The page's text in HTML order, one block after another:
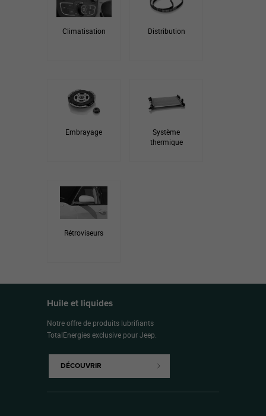
Climatisation Distribution
Embrayage
Système
thermique
Rétroviseurs
Huile et liquides
Notre offre de produits lubrifiants
TotalEnergies exclusive pour Jeep.
DÉCOUVRIR​